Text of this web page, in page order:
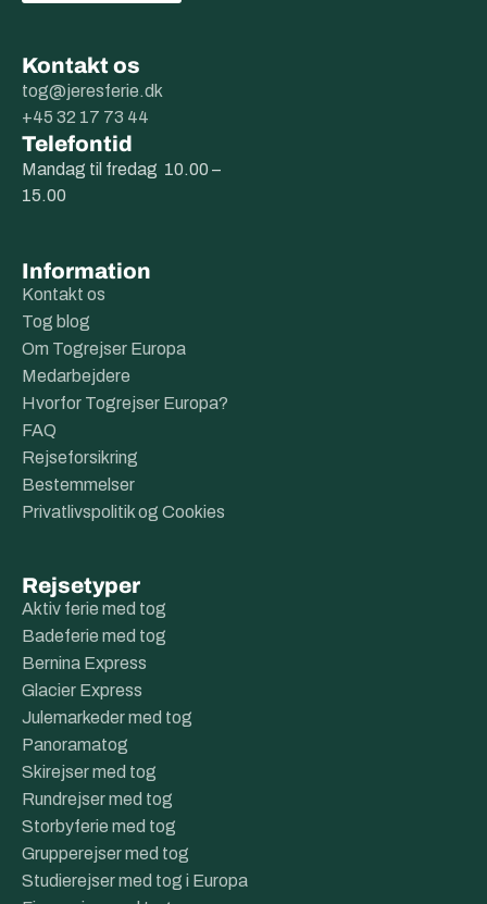
Kontakt os
tog@jeresferie.dk
+45 32 17 73 44
Telefontid
Mandag til fredag 10.00 –
15.00
Information
Kontakt os
Tog blog
Om Togrejser Europa
Medarbejdere
Hvorfor Togrejser Europa?
FAQ
Rejseforsikring
Bestemmelser
Privatlivspolitik og Cookies
Rejsetyper
Aktiv ferie med tog
Badeferie med tog
Bernina Express
Glacier Express
Julemarkeder med tog
Panoramatog
Skirejser med tog
Rundrejser med tog
Storbyferie med tog
Grupperejser med tog
Studierejser med tog i Europa